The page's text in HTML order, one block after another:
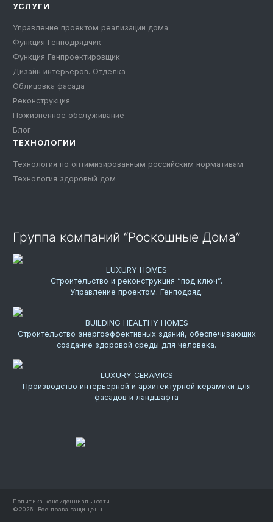
УСЛУГИ
Управление проектом реализации дома
Функция Генподрядчик
Функция Генпроектировщик
Дизайн интерьеров. Отделка
Облицовка фасада
Реконструкция
Пожизненное обслуживание
Блог
ТЕХНОЛОГИИ
Технология по оптимизированным российским нормативам
Технология здоровый дом
Группа компаний “Роскошные Дома”
LUXURY HOMES
Строительство и реконструкция “под ключ”.
Управление проектом. Генподряд.
BUILDING HEALTHY HOMES
Строительство энергоэффективных зданий, обеспечивающих
создание здоровой среды для человека.
LUXURY CERAMICS
Производство интерьерной и архитектурной керамики для
фасадов и ландшафта
Политика конфиденциальности
©2026. Все права защищены.